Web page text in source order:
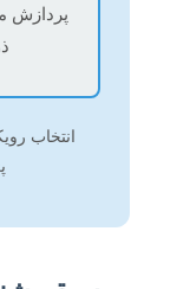
پردازش
انتخاب